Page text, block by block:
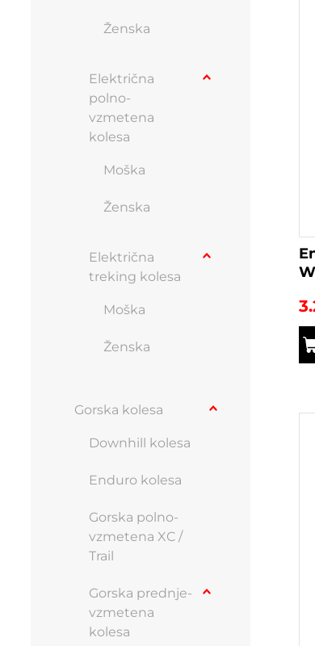
Ženska
Električna
polno-
vzmetena
kolesa
Moška
Ženska
Električna
treking kolesa
Moška
Ženska
Gorska kolesa
Downhill kolesa
Enduro kolesa
Gorska polno-
vzmetena XC /
Trail
Gorska prednje-
vzmetena
kolesa